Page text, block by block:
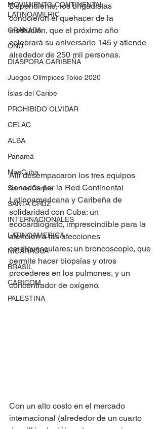
MOVIMIENTO CONTINENTAL
LATINOAMERIC
GRANADA
ONU
DIÁSPORA CARIBEÑA
Juegos Olímpicos Tokio 2020
Islas del Caribe
PROHIBIDO OLVIDAR
CELAC
ALBA
Panamá
MasCuba
Somos Caribe
SANTA CRUZ
INTERNACIONALES
LATINOAMERICA
NICARAGUA
BRASIL
CARICOM
PALESTINA
Dependiente, los brigadistas
conocieron el quehacer de la
institución, que el próximo año
celebrará su aniversario 145 y atiende
alrededor de 250 mil personas.
Allí desempacaron los tres equipos
donados por la Red Continental
Latinoamericana y Caribeña de
solidaridad con Cuba: un
ecocardiógrafo, imprescindible para la
atención a las afecciones
cardiovasculares; un broncoscopio, que
permite hacer biopsias y otros
procederes en los pulmones, y un
concentrador de oxígeno.
Con un alto costo en el mercado
internacional (alrededor de un cuarto